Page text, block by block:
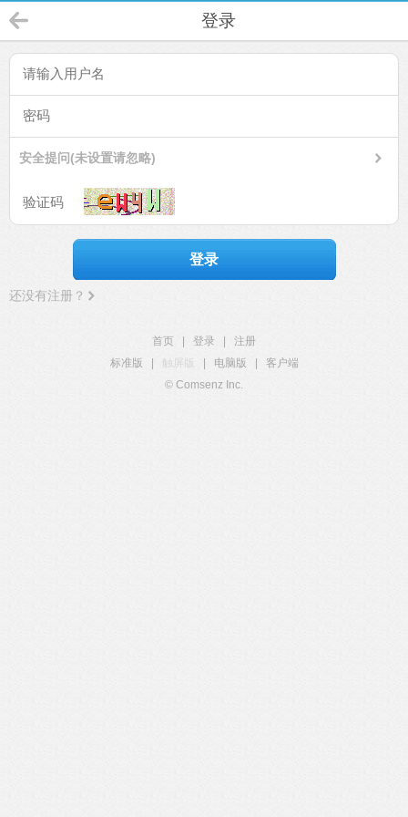
登录
安全提问(未设置请忽略)
登录
还没有注册？
首页 登录
注册
标准版
触屏版 电脑版
客户端
© Comsenz Inc.